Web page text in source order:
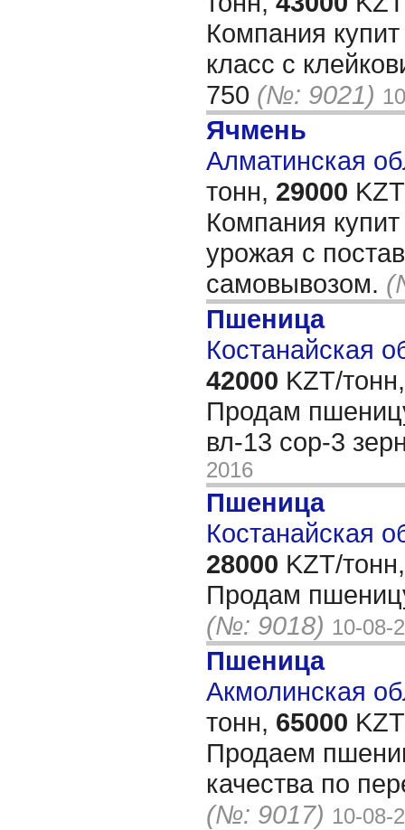
Компания
класс с
750 (№: 9021)
Ячмень
Алматинская
тонн, 29000
Компания
урожая с
самовывозом.
Пшеница
Костанайская
42000 KZT/тонн,
Продам
вл-13 сор-3
2016
Пшеница
Костанайская
28000 KZT/тонн,
Продам
(№: 9018) 10-08-
Пшеница
Акмолинская
тонн, 65000
Продаем
качества по
(№: 9017) 10-08-